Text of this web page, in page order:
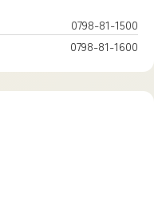
0798-81-1500
0798-81-1600